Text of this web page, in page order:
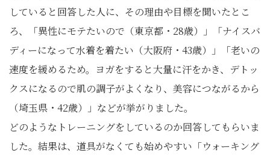
していると回答した人に、その理由や目標を聞いたとこ
ろ、「異性にモテたいので（東京都・28歳）」「ナイスバ
ディーになって水着を着たい（大阪府・43歳）」「老いの
速度を緩めるため。ヨガをすると大量に汗をかき、デトッ
クスになるので肌の調子がよくなり、美容につながるから
（埼玉県・42歳）」などが挙がりました。
どのようなトレーニングをしているのか回答してもらいま
した。結果は、道具がなくても始めやすい「ウォーキング